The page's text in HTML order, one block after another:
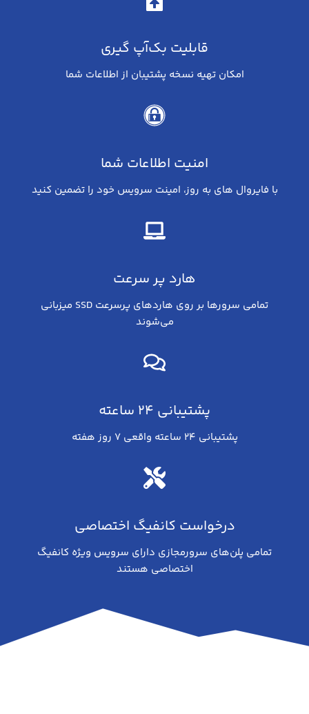
قابلیت بک‌آپ گیری
امکان تهیه نسخه پشتیبان از اطلاعات شما
امنیت اطلاعات شما
با فایروال های به روز، امینت سرویس خود را تضمین کنید
هارد پر سرعت
تمامی سرورها بر روی هاردهای پرسرعت SSD میزبانی
می‌شوند
پشتیبانی ۲۴ ساعته
پشتیبانی ۲۴ ساعته واقعی ۷ روز هفته
درخواست کانفیگ اختصاصی
تمامی پلن‌های سرورمجازی دارای سرویس ویژه کانفیگ
اختصاصی هستند